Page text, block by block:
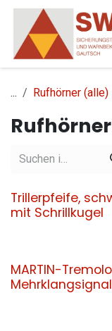
Zum Inhalt springen
... Rufhörner (alle)
Rufhörner
Trillerpfeife,
mit Schrillkugel
MARTIN-